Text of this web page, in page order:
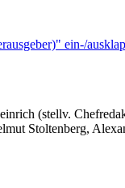
ein-/
(stellv.
Stoltenberg,